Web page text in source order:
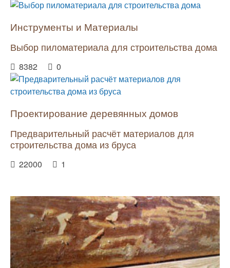
Инструменты и Материалы
Выбор пиломатериала для строительства дома
8382 0
Проектирование деревянных домов
Предварительный расчёт материалов для
строительства дома из бруса
22000 1